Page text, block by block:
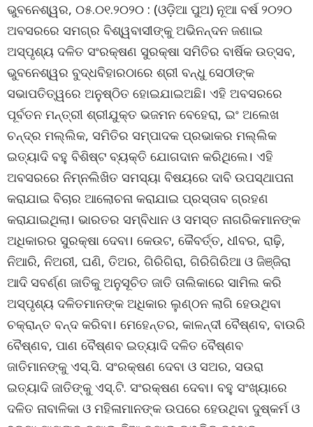
ଭୁବନେଶ୍ୱର, ୦୫.୦୧.୨୦୨୦ : (ଓଡ଼ିଆ ପୁଅ) ନୂଆ ବର୍ଷ ୨୦୨୦
ଅବସରରେ ସମଗ୍ର ବିଶ୍ୱବାସୀଙ୍କୁ ଅଭିନନ୍ଦନ ଜଣାଇ
ଅସ୍ପୃଶ୍ୟ ଦଳିତ ସଂରକ୍ଷଣ ସୁରକ୍ଷା ସମିତିର ବାର୍ଷିକ ଉତ୍ସବ,
ଭୁବନେଶ୍ୱର ବୁଦ୍ଧବିହାରଠାରେ ଶ୍ରୀ ବନ୍ଧୁ ସେଠୀଙ୍କ
ସଭାପତିତ୍ୱରେ ଅନୁଷ୍ଠିତ ହୋଇଯାଇଅଛି। ଏହି ଅବସରରେ
ପୂର୍ବତନ ମନ୍ତ୍ରୀ ଶ୍ରୀଯୁକ୍ତ ଭଜମନ ବେହେରା, ଇଂ ଅଲେଖ
ଚନ୍ଦ୍ର ମଲ୍ଲିକ, ସମିତିର ସମ୍ପାଦକ ପ୍ରଭାକର ମଲ୍ଲିକ
ଇତ୍ୟାଦି ବହୁ ବିଶିଷ୍ଟ ବ୍ୟକ୍ତି ଯୋଗଦାନ କରିଥିଲେ। ଏହି
ଅବସରରେ ନିମ୍ନଲିଖିତ ସମସ୍ୟା ବିଷୟରେ ଦାବି ଉପସ୍ଥାପନା
କରାଯାଇ ବିଚାର ଆଲୋଚନା କରାଯାଇ ପ୍ରସ୍ତାବ ଗ୍ରହଣ
କରାଯାଇଥିଲା। ଭାରତର ସମ୍ବିଧାନ ଓ ସମସ୍ତ ନାଗରିକମାନଙ୍କ
ଅଧିକାରର ସୁରକ୍ଷା ଦେବା। କେଉଟ, କୈବର୍ତ୍ତ, ଧୀବର, ରାଢ଼ି,
ନିଆରି, ନିଅରୀ, ଘଣି, ତିଅର, ଗିରିଗିରା, ଗିରିଗିରିଆ ଓ ଜିଞ୍ଜିରା
ଆଦି ସବର୍ଣ୍ଣ ଜାତିକୁ ଅନୁସୂଚିତ ଜାତି ତାଲିକାରେ ସାମିଲ କରି
ଅସ୍ପୃଶ୍ୟ ଦଳିତମାନଙ୍କ ଅଧିକାର ଲୁଣ୍ଠନ ଲାଗି ହେଉଥିବା
ଚକ୍ରାନ୍ତ ବନ୍ଦ କରିବା। ମେହେନ୍ତର, କାଳନ୍ଦୀ ବୈଷ୍ଣବ, ବାଉରି
ବୈଷ୍ଣବ, ପାଣ ବୈଷ୍ଣବ ଇତ୍ୟାଦି ଦଳିତ ବୈଷ୍ଣବ
ଜାତିମାନଙ୍କୁ ଏସ୍‌.ସି. ସଂରକ୍ଷଣ ଦେବା ଓ ସଅର, ସଉରା
ଇତ୍ୟାଦି ଜାତିଙ୍କୁ ଏସ୍‌.ଟି. ସଂରକ୍ଷଣ ଦେବା। ବହୁ ସଂଖ୍ୟାରେ
ଦଳିତ ନାବାଳିକା ଓ ମହିଳାମାନଙ୍କ ଉପରେ ହେଉଥିବା ଦୁଷ୍କର୍ମ ଓ